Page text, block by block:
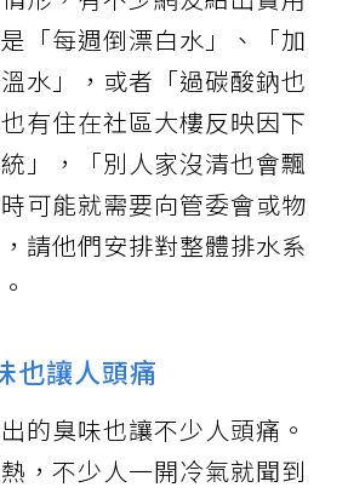
是「每週倒漂白水」、「加
水」，或者「過碳酸鈉也
有住在社區大樓反映因下
」，「別人家沒清也會飄
可能就需要向管委會或物
請他們安排對整體排水系
也讓人頭痛
的臭味也讓不少人頭痛。
，不少人一開冷氣就聞到